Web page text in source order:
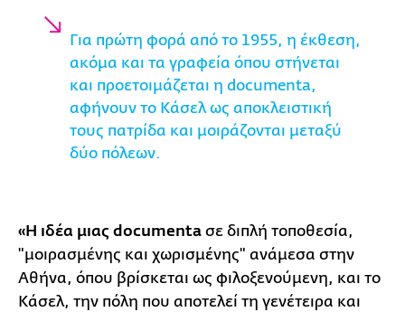
Για πρώτη φορά από το 1955, η έκθεση,
ακόμα και τα γραφεία όπου στήνεται
και προετοιμάζεται η documenta,
αφήνουν το Κάσελ ως αποκλειστική
τους πατρίδα και μοιράζονται μεταξύ
δύο πόλεων.
«Η ιδέα μιας documenta σε διπλή τοποθεσία,
"μοιρασμένης και χωρισμένης" ανάμεσα στην
Αθήνα, όπου βρίσκεται ως φιλοξενούμενη, και το
Κάσελ, την πόλη που αποτελεί τη γενέτειρα και